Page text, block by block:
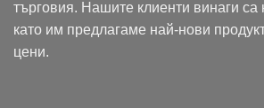
търговия. Нашите клиенти винаги са
като им предлагаме най-нови
цени.